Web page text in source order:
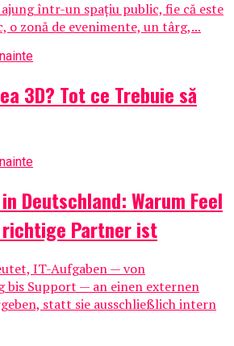
într-un spațiu public, fie că este
o zonă de evenimente, un târg,...
3D? Tot ce Trebuie să
Deutschland: Warum Feel
richtige Partner ist
IT-Aufgaben — von
bis Support — an einen externen
statt sie ausschließlich intern